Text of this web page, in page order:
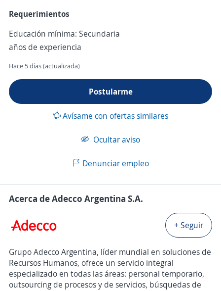
Requerimientos
Educación mínima: Secundaria
años de experiencia
Hace 5 días (actualizada)
Postularme
Avísame con ofertas similares
Ocultar aviso
Denunciar empleo
Acerca de Adecco Argentina S.A.
+ Seguir
Grupo Adecco Argentina, líder mundial en soluciones de
Recursos Humanos, ofrece un servicio integral
especializado en todas las áreas: personal temporario,
outsourcing de procesos y de servicios, búsquedas de